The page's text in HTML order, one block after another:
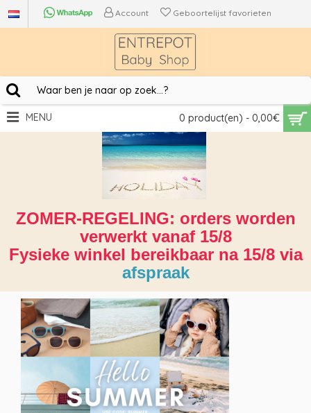
Account Geboortelijst favorieten
0 product(en) - 0,00€
MENU
ZOMER-REGELING: orders worden
verwerkt vanaf 15/8
Fysieke winkel bereikbaar na 15/8 via
afspraak